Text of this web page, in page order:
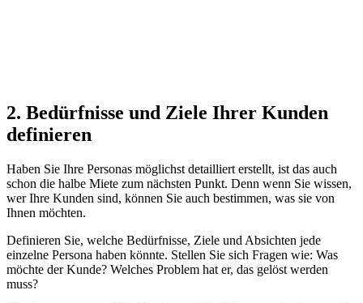
2. Bedürfnisse und Ziele Ihrer Kunden
definieren
Haben Sie Ihre Personas möglichst detailliert erstellt, ist das auch
schon die halbe Miete zum nächsten Punkt. Denn wenn Sie wissen,
wer Ihre Kunden sind, können Sie auch bestimmen, was sie von
Ihnen möchten.
Definieren Sie, welche Bedürfnisse, Ziele und Absichten jede
einzelne Persona haben könnte. Stellen Sie sich Fragen wie: Was
möchte der Kunde? Welches Problem hat er, das gelöst werden
muss?